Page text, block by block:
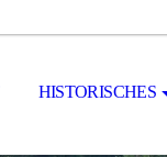
HISTORISCHES